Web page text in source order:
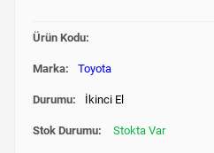
Ürün Kodu:
Marka: Toyota
Durumu: İkinci El
Stok Durumu: Stokta Var